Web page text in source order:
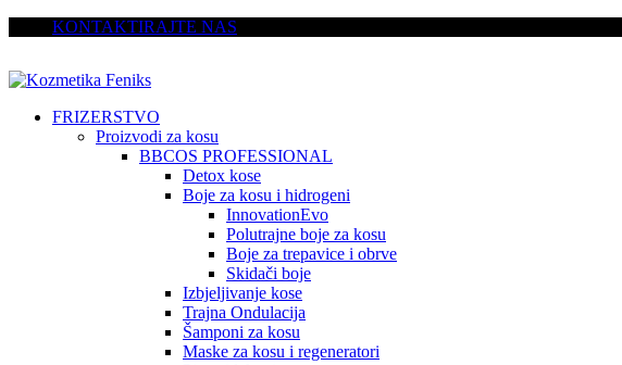
KONTAKTIRAJTE NAS
FRIZERSTVO
Proizvodi za kosu
BBCOS PROFESSIONAL
Detox kose
Boje za kosu i hidrogeni
InnovationEvo
Polutrajne boje za kosu
Boje za trepavice i obrve
Skidači boje
Izbjeljivanje kose
Trajna Ondulacija
Šamponi za kosu
Maske za kosu i regeneratori